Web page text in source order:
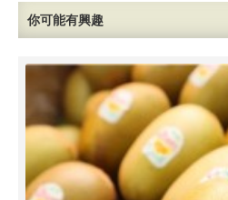
你可能有興趣